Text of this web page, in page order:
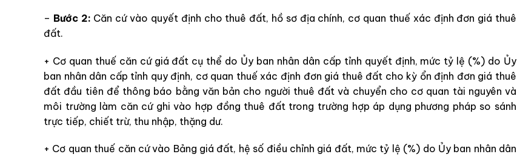
– Bước 2: Căn cứ vào quyết định cho thuê đất, hồ sơ địa chính, cơ quan thuế xác định đơn giá thuê
đất.
+ Cơ quan thuế căn cứ giá đất cụ thể do Ủy ban nhân dân cấp tỉnh quyết định, mức tỷ lệ (%) do Ủy
ban nhân dân cấp tỉnh quy định, cơ quan thuế xác định đơn giá thuê đất cho kỳ ổn định đơn giá thuê
đất đầu tiên để thông báo bằng văn bản cho người thuê đất và chuyển cho cơ quan tài nguyên và
môi trường làm căn cứ ghi vào hợp đồng thuê đất trong trường hợp áp dụng phương pháp so sánh
trực tiếp, chiết trừ, thu nhập, thặng dư.
+ Cơ quan thuế căn cứ vào Bảng giá đất, hệ số điều chỉnh giá đất, mức tỷ lệ (%) do Ủy ban nhân dân